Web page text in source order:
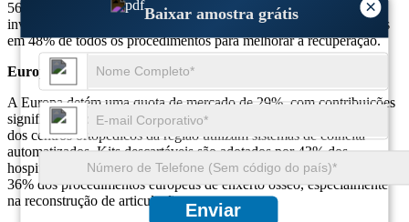
×
Baixar amostra grátis
Enviar
56% dos hospitais desta região adotaram sistemas minimamente
invasivos. As soluções de tratamento de feridas são implementadas
em 48% de todos os procedimentos para melhorar a recuperação.
Europa
A Europa detém uma quota de mercado de 29%, com contribuições
significativas da Alemanha, França e Reino Unido. Cerca de 52%
dos centros ortopédicos da região utilizam sistemas de colheita
automatizados. Kits descartáveis ​​são adotados por 43% dos
hospitais. As tecnologias de tratamento de feridas são aplicadas em
36% dos procedimentos europeus de enxerto ósseo, especialmente
na reconstrução de articulações.